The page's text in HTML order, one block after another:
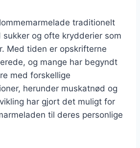
traditionelt
og ofte krydderier som
Med tiden er opskrifterne
og mange har begyndt
med forskellige
herunder muskatnød og
har gjort det muligt for
til deres personlige